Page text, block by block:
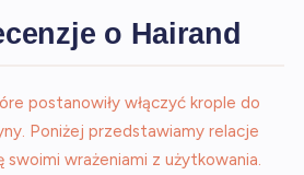
o Hairand
postanowiły włączyć krople do
Poniżej przedstawiamy relacje
wrażeniami z użytkowania.